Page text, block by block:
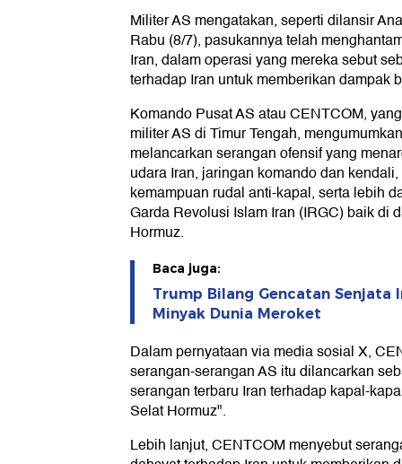
Militer AS mengatakan, seperti dilansir
Rabu (8/7), pasukannya telah
Iran, dalam operasi yang mereka sebut
terhadap Iran untuk memberikan dampak
Komando Pusat AS atau CENTCOM,
militer AS di Timur Tengah,
melancarkan serangan ofensif yang
udara Iran, jaringan komando dan
kemampuan rudal anti-kapal, serta lebih
Garda Revolusi Islam Iran (IRGC) baik di
Hormuz.
Baca juga:
Trump Bilang Gencatan Senjata
Minyak Dunia Meroket
Dalam pernyataan via media sosial X,
serangan-serangan AS itu dilancarkan
serangan terbaru Iran terhadap kapal-
Selat Hormuz".
Lebih lanjut, CENTCOM menyebut